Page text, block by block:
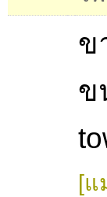
ข
ข
[แ